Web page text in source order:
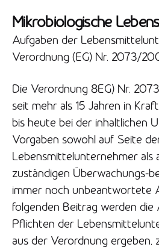
Mikrobiologische
Aufgaben der
Verordnung (EG) Nr. 2073/
Die Verordnung 8EG) Nr.
seit mehr als 15 Jahren in
bis heute bei der inhaltlichen
Vorgaben sowohl auf Seite
Lebensmittelunternehmer als
zuständigen Überwachungs-
immer noch unbeantwortete
folgenden Beitrag werden die
Pflichten der
aus der Verordnung ergeben,